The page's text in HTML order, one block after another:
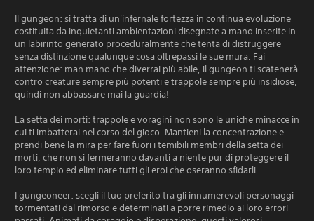
Il gungeon: si tratta di un'infernale fortezza in continua evoluzione
costituita da inquietanti ambientazioni disegnate a mano inserite in
un labirinto generato proceduralmente che tenta di distruggere
senza distinzione qualunque cosa oltrepassi le sue mura. Fai
attenzione: man mano che diverrai più abile, il gungeon ti scatenerà
contro creature sempre più potenti e trappole sempre più insidiose,
quindi non abbassare mai la guardia!
La setta dei morti: trappole e voragini non sono le uniche minacce in
cui ti imbatterai nel corso del gioco. Mantieni la concentrazione e
prendi bene la mira per fare fuori i temibili membri della setta dei
morti, che non si fermeranno davanti a niente pur di proteggere il
loro tempio ed eliminare tutti gli eroi che oseranno sfidarli.
I gungeoneer: scegli il tuo preferito tra gli innumerevoli personaggi
tormentati dal rimorso e determinati a porre rimedio ai loro errori